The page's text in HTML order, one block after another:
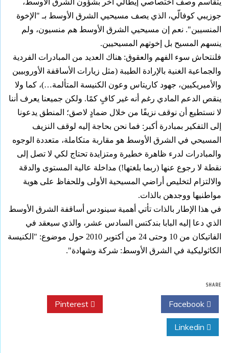
يتقاسم وصف اختصاصي إيطالي آخر بشؤون الشرق الأوسط،
جوزيبي كوفالّي، الذي يصف مسيحيي الشرق الأوسط بـ "الإخوة
المنسيين". نعم إن مسيحيي الشرق الأوسط هم منسيون، ولم
ينسهم المسيح بل إخوتهم المسيحيين.
فلنتحاش سوء الفهم والعقوق: هناك العديد من المبادرات الفردية
والجماعية الغنية بالإرادة الطيبة (مثل زيارات الأساقفة الأوروبيين
والأميريكيين، جهود كاريتاس وعون الكنيسة المتألمة…)، كما ولا
ينقص الدعم المادي رغم أنه غير كافٍ كمًا. ولكن جميعنا يعرف أننا
لا نستطيع أن نوقف نزيفًا من خلال ضمادٍ لاصق؛ المنطق يدعونا
إلى التفكير بمبادرة أكبر: فما نحن بحاجة إليه لوقف النزيف
المسيحي في الشرق الأوسط هو مقاربة متكاملة، متعددة الوجوه
والمبادرات لدرء ظاهرة خطيرة ومتزايدة تحتاج لكي لا تصل إلى
نقطة لا رجوع عنها (ربما بلغتها!) مداخلة عالية المستوى والدقة
والالتزام لتخليص أراضي المسيحية الأولى وللحفاظ على هوية
مواطنيها ووجدهن بالذات.
في هذا الإطار بالذات تأتي أهمية سينودس أساقفة الشرق الأوسط
الذي دعا إليه البابا بندكتس السادس عشر، والذي سيعقد في
الفاتيكان من 10 وحتى 24 من أكتوبر 2010 حول موضوع: "الكنيسة
الكاثوليكية في الشرق الأوسط: شركة وشهادة".
SHARE